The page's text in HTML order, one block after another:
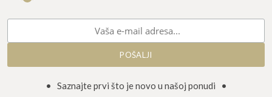
• Saznajte prvi što je novo u našoj ponudi •